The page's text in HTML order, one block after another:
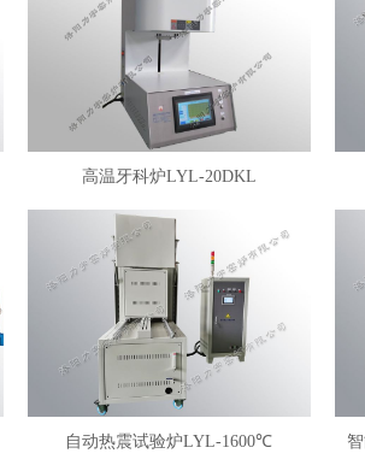
高温牙科炉LYL-20DKL
自动热震试验炉LYL-1600℃